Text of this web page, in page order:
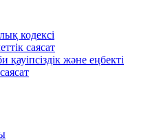
кодексі
саясат
қауіпсіздік және еңбекті